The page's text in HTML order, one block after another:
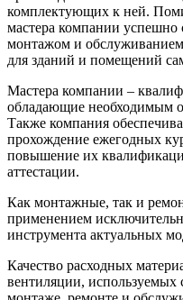
комплектующих к ней.
мастера компании успешно
монтажом и
для зданий и помещений
Мастера компании –
обладающие необходимым
Также компания
прохождение ежегодных
повышение их
аттестации.
Как монтажные, так и
применением
инструмента актуальных
Качество расходных
вентиляции,